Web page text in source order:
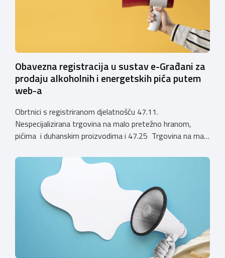
Obavezna registracija u sustav e-Građani za
prodaju alkoholnih i energetskih pića putem
web-a
Obrtnici s registriranom djelatnošću 47.11.
Nespecijalizirana trgovina na malo pretežno hranom,
pićima i duhanskim proizvodima i 47.25 Trgovina na malo
koja sadrže alkohol i energetska pića dužni su uskladiti
svoje poslovne procese i osigurati tehničko rješenje za
vjerodostojnu provjeru punoljetnosti kupca putem
sustava e-Građani ili putem mobilne […]